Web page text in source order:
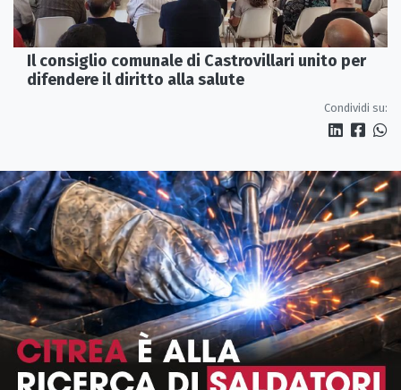
Il consiglio comunale di Castrovillari unito per
difendere il diritto alla salute
Condividi su: